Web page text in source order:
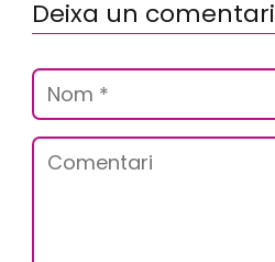
Deixa un comentari